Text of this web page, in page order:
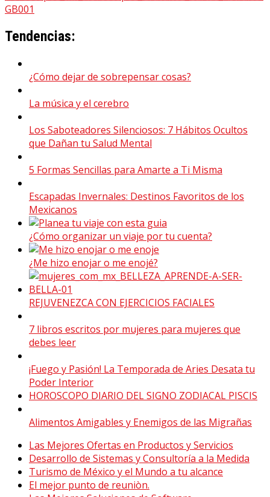
Tendencias:
¿Cómo dejar de sobrepensar cosas?
La música y el cerebro
Los Saboteadores Silenciosos: 7 Hábitos Ocultos
que Dañan tu Salud Mental
5 Formas Sencillas para Amarte a Ti Misma
Escapadas Invernales: Destinos Favoritos de los
Mexicanos
¿Cómo organizar un viaje por tu cuenta?
¿Me hizo enojar o me enojé?
REJUVENEZCA CON EJERCICIOS FACIALES
7 libros escritos por mujeres para mujeres que
debes leer
¡Fuego y Pasión! La Temporada de Aries Desata tu
Poder Interior
HOROSCOPO DIARIO DEL SIGNO ZODIACAL PISCIS
Alimentos Amigables y Enemigos de las Migrañas
Las Mejores Ofertas en Productos y Servicios
Desarrollo de Sistemas y Consultoría a la Medida
Turismo de México y el Mundo a tu alcance
El mejor punto de reuniòn.